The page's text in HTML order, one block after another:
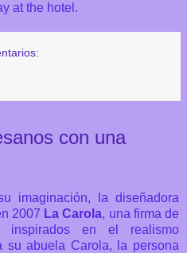
at the hotel.
con una
imaginación, la diseñadora
2007 La Carola, una firma de
inspirados en el realismo
su abuela Carola, la persona